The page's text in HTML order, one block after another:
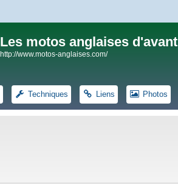
Les motos anglaises
http://www.motos-anglaises.com/
Techniques Liens Photos